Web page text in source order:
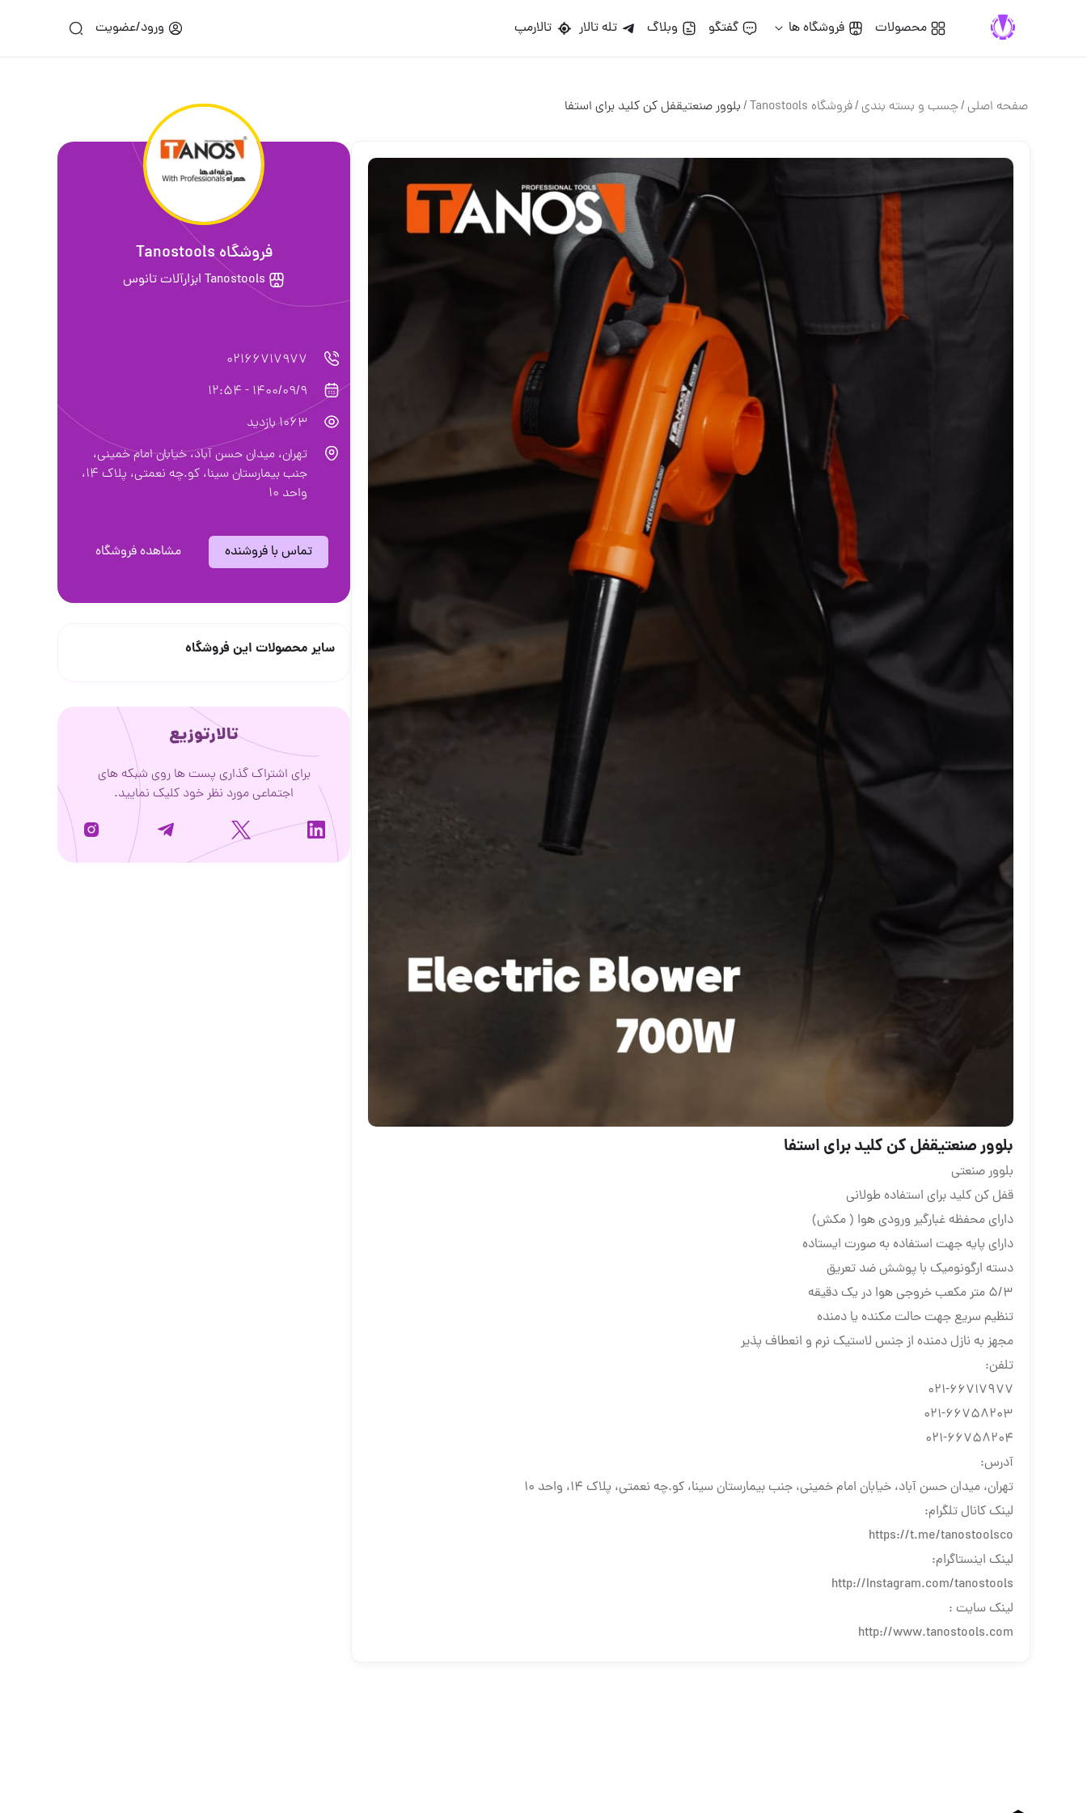
محصولات فروشگاه ها گفتگو وبلاگ تله تالار تالارمپ ورود/عضویت
صفحه اصلی/چسب و بسته بندي/فروشگاه Tanostools /بلوور صنعتیقفل کن کلید برای استفا
بلوور صنعتیقفل کن کلید برای استفا
بلوور صنعتی
قفل کن کلید برای استفاده طولانی
دارای محفظه غبارگیر ورودی هوا ( مکش)
دارای پایه جهت استفاده به صورت ایستاده
دسته ارگونومیک با پوشش ضد تعریق
5/3 متر مکعب خروجی هوا در یک دقیقه
تنظیم سریع جهت حالت مکنده یا دمنده
مجهز به نازل دمنده از جنس لاستیک نرم و انعطاف پذیر
تلفن:
021-66717977
021-66758203
021-66758204
آدرس:
تهران، میدان حسن آباد، خیابان امام خمینی، جنب بیمارستان سینا، کو.چه نعمتی، پلاک 14، واحد 10
لینک کانال تلگرام:
https://t.me/tanostoolsco
لینک اینستاگرام:
http://Instagram.com/tanostools
لینک سایت :
http://www.tanostools.com
فروشگاه Tanostools
Tanostools ابزارآلات تانوس
02166717977
1400/09/9 - 12:54
1063 بازدید
تهران، میدان حسن آباد، خیابان امام خمینی،
جنب بیمارستان سینا، کو.چه نعمتی، پلاک 14،
واحد 10
تماس با فروشنده مشاهده فروشگاه
سایر محصولات این فروشگاه
تالارتوزیع
برای اشتراک گذاری پست ها روی شبکه های
اجتماعی مورد نظر خود کلیک نمایید.